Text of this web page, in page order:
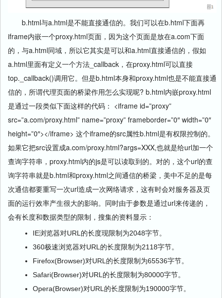
b.html与a.html是不能直接通信的。我们可以在b.html下面再
iframe内嵌一个proxy.html页面，因为这个页面是放在a.com下面
的，与a.html同域，所以它其实是可以和a.html直接通信的，假如
a.html里面有定义一个方法_callback，在proxy.html可以直接
top._callback()调用它。但是b.html本身和proxy.html也是不能直接通
信的，所谓代理页面的桥梁作用怎么实现呢? b.html内嵌proxy.html
是通过一段类似下面这样的代码： <iframe id=”proxy”
src=”a.com/proxy.html” name=”proxy” frameborder=”0″ width=”0″
height=”0″></iframe> 这个iframe的src属性b.html是有权限控制的。
如果它把src设置成a.com/proxy.html?args=XXX,也就是给url加一个
查询字符串，proxy.html内的js是可以读取到的。对的，这个url的查
询字符串就是b.html和proxy.html之间通信的桥梁，美中不足的是每
次通信都要重写一次url造成一次网络请求，这有时会对服务器及页
面的运行效率产生很大的影响。同时由于参数是通过url来传递的，
会有长度和数据类型的限制，搜集的资料显示：
IE浏览器对URL的长度现限制为2048字节。
360极速浏览器对URL的长度限制为2118字节。
Firefox(Browser)对URL的长度限制为65536字节。
Safari(Browser)对URL的长度限制为80000字节。
Opera(Browser)对URL的长度限制为190000字节。